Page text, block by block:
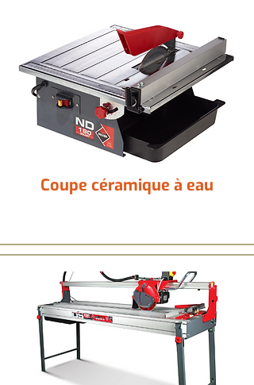
Coupe céramique à eau